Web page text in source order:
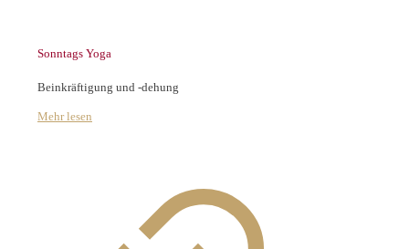
Sonntags Yoga
Beinkräftigung und -dehung
Mehr lesen